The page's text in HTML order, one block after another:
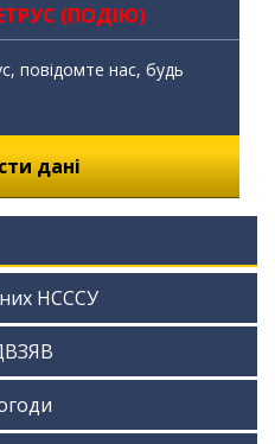
(ПОДІЮ)
повідомте нас, будь
дані
НСССУ